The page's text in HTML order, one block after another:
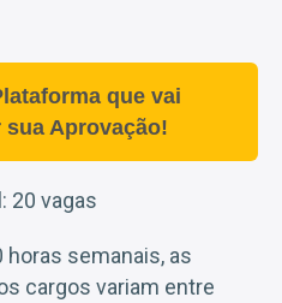
que vai
Aprovação!
20 vagas
horas semanais, as
cargos variam entre